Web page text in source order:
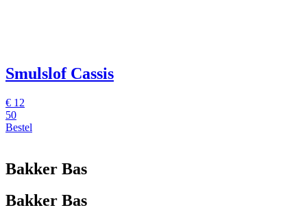
Smulslof Cassis
€ 12
50
Bestel
Bakker Bas
Bakker Bas